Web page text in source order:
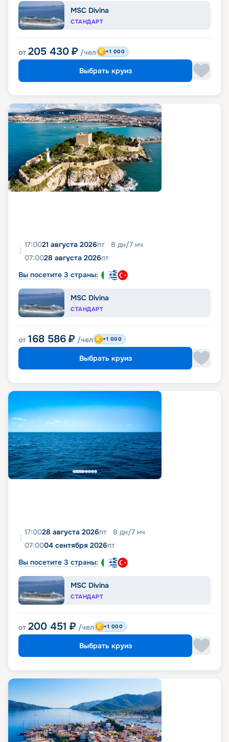
MSC Divina
СТАНДАРТ
от 205 430 ₽ /чел +1 000
Выбрать круиз
17:0021 августа 2026пт 8 дн/7 нч
07:0028 августа 2026пт
Вы посетите 3 страны:
MSC Divina
СТАНДАРТ
от 168 586 ₽ /чел +1 000
Выбрать круиз
17:0028 августа 2026пт 8 дн/7 нч
07:0004 сентября 2026пт
Вы посетите 3 страны:
MSC Divina
СТАНДАРТ
от 200 451 ₽ /чел +1 000
Выбрать круиз